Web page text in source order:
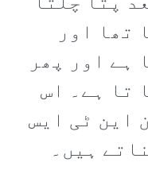
تھا اور
ہے اور پھر
تا ہے۔ اس
این ٹی ایس
ہیں۔